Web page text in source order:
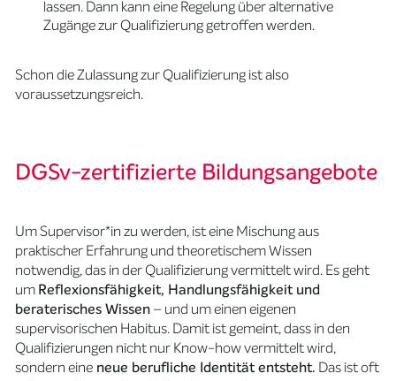
lassen. Dann kann eine Regelung über alternative
Zugänge zur Qualifizierung getroffen werden.
Schon die Zulassung zur Qualifizierung ist also
voraussetzungsreich.
DGSv-zertifizierte Bildungsangebote
Um Supervisor*in zu werden, ist eine Mischung aus
praktischer Erfahrung und theoretischem Wissen
notwendig, das in der Qualifizierung vermittelt wird. Es geht
umReflexionsfähigkeit, Handlungsfähigkeit und
beraterisches Wissen– und um einen eigenen
supervisorischen Habitus. Damit ist gemeint, dass in den
Qualifizierungen nicht nur Know-how vermittelt wird,
sondern eine neue berufliche Identität entsteht. Das ist oft